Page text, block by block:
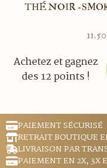
THÉ NOIR -
11.50
Achetez et gagnez
des 12 points !
PAIEMENT SÉCURISÉ
RETRAIT BOUTIQUE
LIVRAISON PAR
PAIEMENT EN 2X, 3X